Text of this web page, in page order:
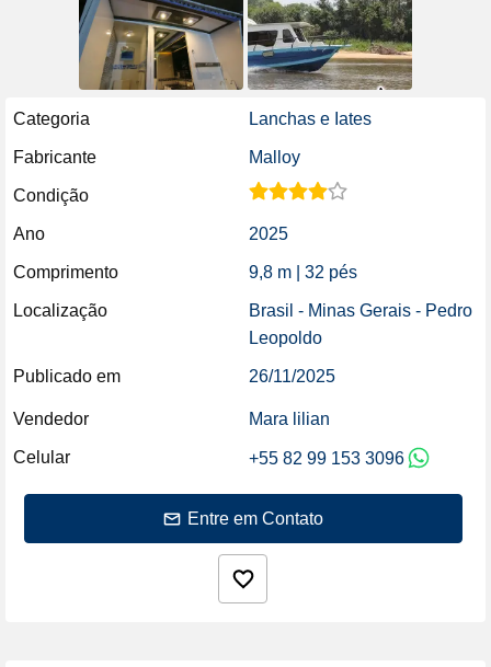
Categoria Lanchas e Iates
Fabricante Malloy
Condição
Ano 2025
Comprimento 9,8 m | 32 pés
Localização
Brasil - Minas Gerais - Pedro
Leopoldo
Publicado em 26/11/2025
Vendedor Mara lilian
Celular +55 82 99 153 3096
Entre em Contato